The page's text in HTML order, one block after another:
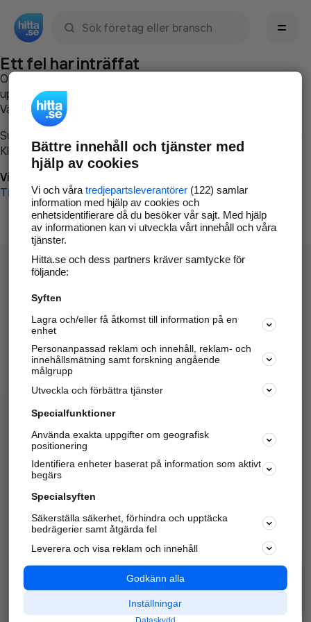
Ett fel har inträffat
Om du vill kan du
uppstod så att vi lättare och snabbare kan avhjälpa det.
Vänligen försök med följande:
Surfa till
Klicka påTillbaka-knappen i webbläsaren och försök igen
Vi beklagar besväret!
Till startsidan
Hitta.se - Gratis nummerupplysning.
Sök företag, personer och platser.
Hitta telefonnummer, adresser, företagsinfo mm.
Marknadsför företaget
Kom igång och annonsera mot
samarbetspartners nära dig.
Alla kategorier
Populära sökningar
API & Kartor
Annonsera
Integritet
Nödnummer
Bättre innehåll och tjänster med
hjälp av cookies
Vi och våra tredjepartsleverantörer(122) samlar
information med hjälp av cookies och
enhetsidentifierare då du besöker vår sajt. Med hjälp
av informationen kan vi utveckla vårt innehåll och våra
tjänster.
Hitta.se och dess partners kräver samtycke för
följande:
Syften
Lagra och/eller få åtkomst till information på en
enhet
Personanpassad reklam och innehåll, reklam- och
innehållsmätning samt forskning angående
målgrupp
Utveckla och förbättra tjänster
Specialfunktioner
Använda exakta uppgifter om geografisk
positionering
Identifiera enheter baserat på information som aktivt
begärs
Specialsyften
Säkerställa säkerhet, förhindra och upptäcka
bedrägerier samt åtgärda fel
Leverera och visa reklam och innehåll
Godkänn alla
Inställningar
Dataskydd